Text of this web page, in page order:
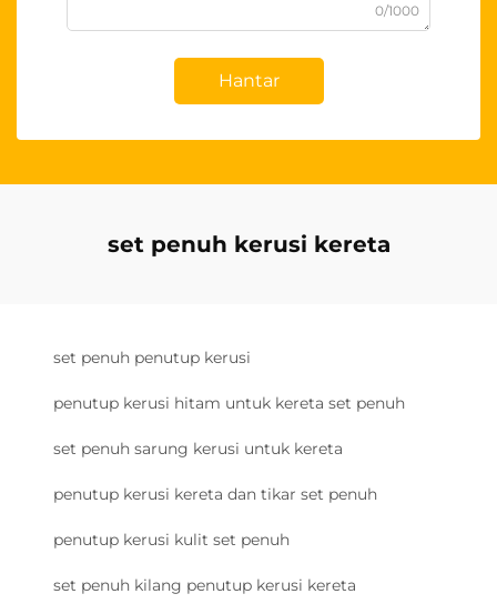
0/1000
Hantar
set penuh kerusi kereta
set penuh penutup kerusi
penutup kerusi hitam untuk kereta set penuh
set penuh sarung kerusi untuk kereta
penutup kerusi kereta dan tikar set penuh
penutup kerusi kulit set penuh
set penuh kilang penutup kerusi kereta